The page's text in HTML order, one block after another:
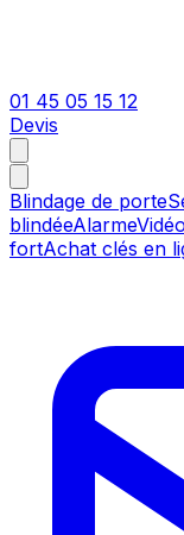
01 45 05 15 12
Devis
Blindage de porte
blindéeAlarme
fortAchat clés en